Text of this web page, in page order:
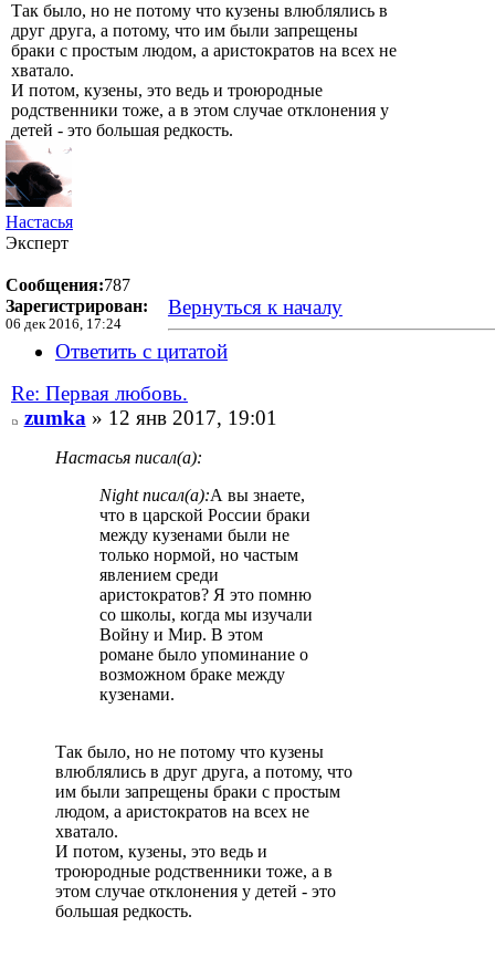
Так было, но не потому что кузены влюблялись в
друг друга, а потому, что им были запрещены
браки с простым людом, а аристократов на всех не
хватало.
И потом, кузены, это ведь и троюродные
родственники тоже, а в этом случае отклонения у
детей - это большая редкость.
Настасья
Эксперт
Сообщения:787
Зарегистрирован:
06 дек 2016, 17:24
Вернуться к началу
Ответить с цитатой
Re: Первая любовь.
zumka» 12 янв 2017, 19:01
Настасья писал(а):
Night писал(а):А вы знаете,
что в царской России браки
между кузенами были не
только нормой, но частым
явлением среди
аристократов? Я это помню
со школы, когда мы изучали
Войну и Мир. В этом
романе было упоминание о
возможном браке между
кузенами.
Так было, но не потому что кузены
влюблялись в друг друга, а потому, что
им были запрещены браки с простым
людом, а аристократов на всех не
хватало.
И потом, кузены, это ведь и
троюродные родственники тоже, а в
этом случае отклонения у детей - это
большая редкость.